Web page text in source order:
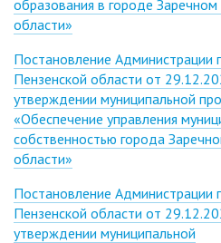
образования в городе Заречном
области»
Постановление Администрации
Пензенской области от
утверждении муниципальной
«Обеспечение управления
собственностью города
области»
Постановление Администрации
Пензенской области от
утверждении муниципальной